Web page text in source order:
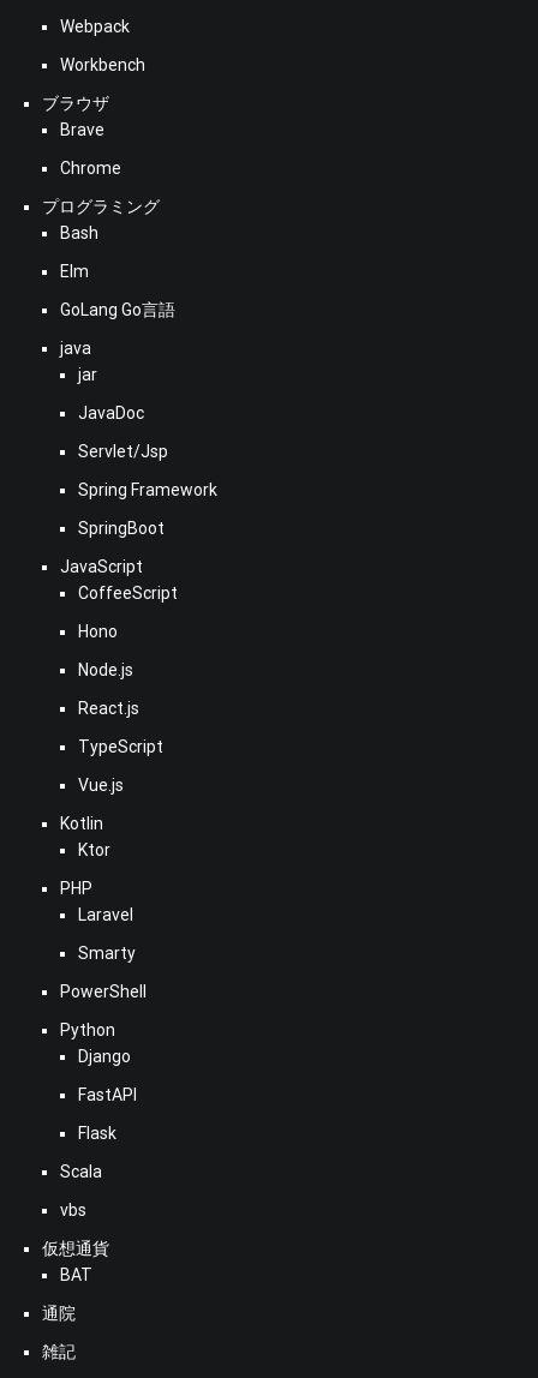
Webpack
Workbench
ブラウザ
Brave
Chrome
プログラミング
Bash
Elm
GoLang Go言語
java
jar
JavaDoc
Servlet/Jsp
Spring Framework
SpringBoot
JavaScript
CoffeeScript
Hono
Node.js
React.js
TypeScript
Vue.js
Kotlin
Ktor
PHP
Laravel
Smarty
PowerShell
Python
Django
FastAPI
Flask
Scala
vbs
仮想通貨
BAT
通院
雑記